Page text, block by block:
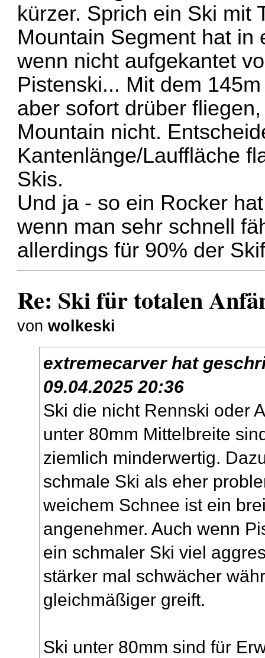
kürzer. Sprich ein Ski mit
Mountain Segment hat in
wenn nicht aufgekantet
Pistenski... Mit dem
aber sofort drüber
Mountain nicht.
Kantenlänge/Lauffläche
Skis.
Und ja - so ein Rocker
wenn man sehr schnell
allerdings für 90% der
Re: Ski für totalen
vonwolkeski
extremecarverhat
09.04.2025 20:36
Ski die nicht Rennski oder
unter 80mm Mittelbreite
ziemlich minderwertig.
schmale Ski als eher
weichem Schnee ist ein
angenehmer. Auch wenn
ein schmaler Ski viel
stärker mal schwächer
gleichmäßiger greift.
Ski unter 80mm sind für